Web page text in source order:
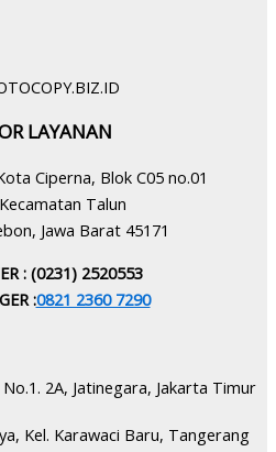
LAYANAN
Ciperna, Blok C05 no.01
Talun
Jawa Barat 45171
: (0231) 2520553
:0821 2360 7290
2A, Jatinegara, Jakarta Timur
Kel. Karawaci Baru, Tangerang